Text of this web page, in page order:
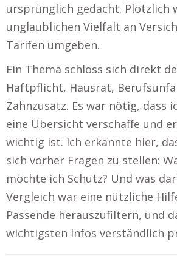
ursprünglich gedacht. Plötzlich
unglaublichen Vielfalt an
Tarifen umgeben.
Ein Thema schloss sich direkt
Haftpflicht, Hausrat,
Zahnzusatz. Es war nötig, dass
eine Übersicht verschaffe und
wichtig ist. Ich erkannte hier,
sich vorher Fragen zu stellen:
möchte ich Schutz? Und was
Vergleich war eine nützliche
Passende herauszufiltern, und
wichtigsten Infos verständlich